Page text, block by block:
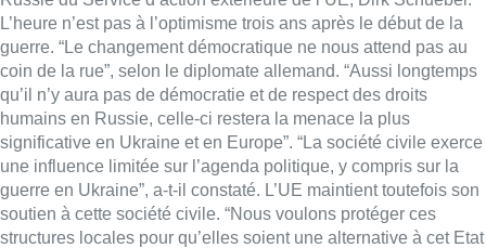
L’heure n’est pas à l’optimisme trois ans après le début de la
guerre. “Le changement démocratique ne nous attend pas au
coin de la rue”, selon le diplomate allemand. “Aussi longtemps
qu’il n’y aura pas de démocratie et de respect des droits
humains en Russie, celle-ci restera la menace la plus
significative en Ukraine et en Europe”. “La société civile exerce
une influence limitée sur l’agenda politique, y compris sur la
guerre en Ukraine”, a-t-il constaté. L’UE maintient toutefois son
soutien à cette société civile. “Nous voulons protéger ces
structures locales pour qu’elles soient une alternative à cet Etat